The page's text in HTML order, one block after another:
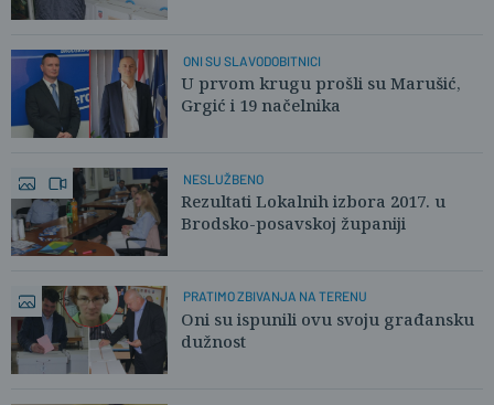
ONI SU SLAVODOBITNICI
U prvom krugu prošli su Marušić,
Grgić i 19 načelnika
NESLUŽBENO
Rezultati Lokalnih izbora 2017. u
Brodsko-posavskoj županiji
PRATIMO ZBIVANJA NA TERENU
Oni su ispunili ovu svoju građansku
dužnost